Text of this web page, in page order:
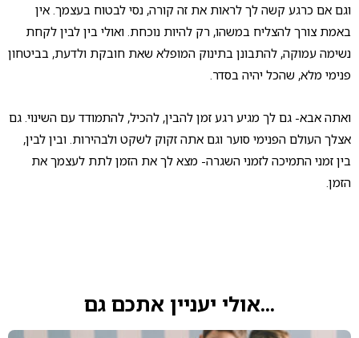
וגם אם כרגע קשה לך לראות את זה קורה, נסי לבטוח בעצמך. אין
באמת צורך להצליח במשהו, רק להיות נוכחת. ואולי בין לבין לקחת
נשימה עמוקה, להתבונן בתינוק המופלא שאת חובקת ולדעת, בביטחון
פנימי מלא, שהכל יהיה בסדר.
ואתה אבא- גם לך מגיע רגע זמן להבין, להכיל, להתמודד עם השינוי. גם
אצלך העולם הפנימי סוער וגם אתה זקוק לשקט ולבהירות. ובין לבין,
בין זמני התמיכה לזמני השגרה- מצא לך את הזמן לתת לעצמך את
הזמן.
...אולי יעניין אתכם גם